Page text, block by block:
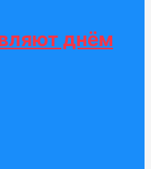
днём